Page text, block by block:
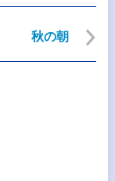
秋の朝